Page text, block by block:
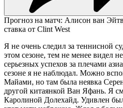
Прогноз на матч: Алисон ван
ставка от Clint West
Я не очень следил за теннисной
этом сезоне, тем не менее видел
серьезных успехов за плечами
сезоне я не наблюдал. Можно
Майами, но там была неявка
другой китаянкой Ван Яфань. Я
Каролиной Долехайд. Удивлен